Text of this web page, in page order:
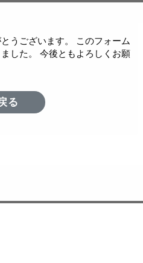
うございます。 このフォーム
した。 今後ともよろしくお願
る